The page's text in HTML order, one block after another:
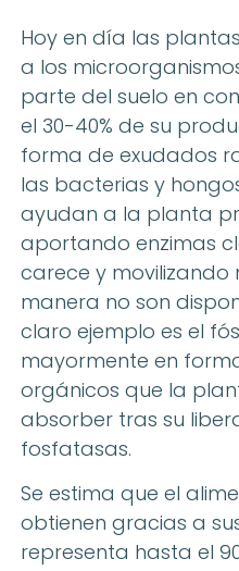
Hoy en día las
a los
parte del suelo en
el 30-40% de su
forma de exudados
las bacterias y
ayudan a la planta
aportando enzimas
carece y movilizando
manera no son
claro ejemplo es el
mayormente en
orgánicos que la
absorber tras su
fosfatasas.
Se estima que el
obtienen gracias a
representa hasta el